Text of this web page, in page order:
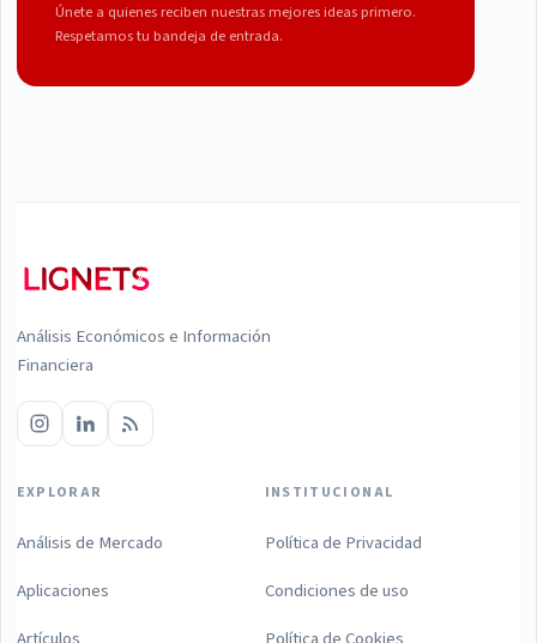
Únete a quienes reciben nuestras mejores ideas primero.
Respetamos tu bandeja de entrada.
Análisis Económicos e Información
Financiera
EXPLORAR
Análisis de Mercado
Aplicaciones
INSTITUCIONAL
Política de Privacidad
Condiciones de uso